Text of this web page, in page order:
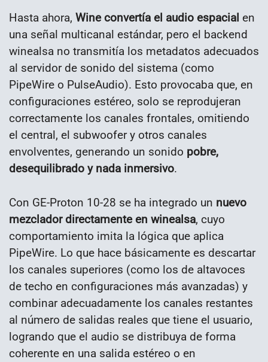
Hasta ahora, Wine convertía el audio espacial en
una señal multicanal estándar, pero el backend
winealsa no transmitía los metadatos adecuados
al servidor de sonido del sistema (como
PipeWire o PulseAudio). Esto provocaba que, en
configuraciones estéreo, solo se reprodujeran
correctamente los canales frontales, omitiendo
el central, el subwoofer y otros canales
envolventes, generando un sonido pobre,
desequilibrado y nada inmersivo.
Con GE-Proton 10-28 se ha integrado un nuevo
mezclador directamente en winealsa, cuyo
comportamiento imita la lógica que aplica
PipeWire. Lo que hace básicamente es descartar
los canales superiores (como los de altavoces
de techo en configuraciones más avanzadas) y
combinar adecuadamente los canales restantes
al número de salidas reales que tiene el usuario,
logrando que el audio se distribuya de forma
coherente en una salida estéreo o en